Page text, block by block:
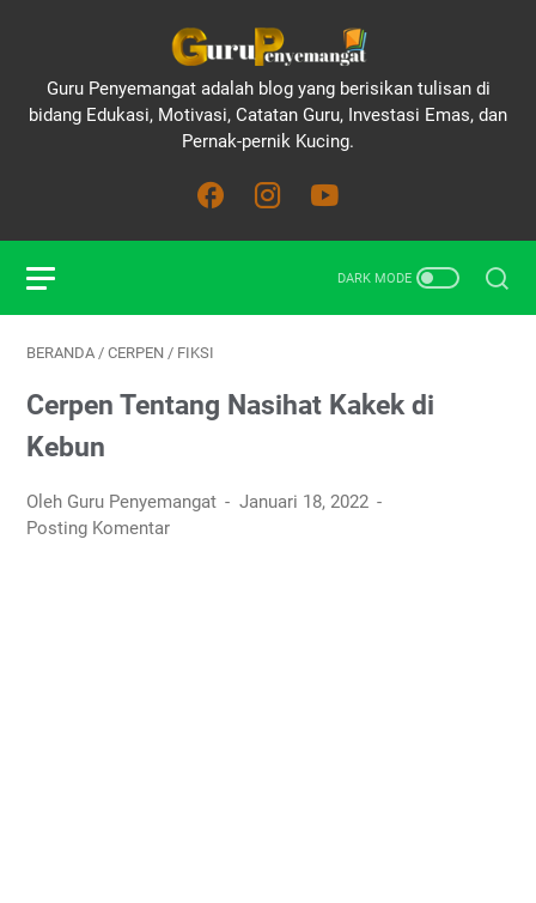
Guru Penyemangat adalah blog yang berisikan tulisan di
bidang Edukasi, Motivasi, Catatan Guru, Investasi Emas, dan
Pernak-pernik Kucing.
BERANDA / CERPEN / FIKSI
Cerpen Tentang Nasihat Kakek di
Kebun
Oleh Guru Penyemangat
Januari 18, 2022
Posting Komentar